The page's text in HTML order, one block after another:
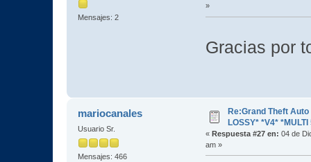
Mensajes: 2
»
Gracias por
mariocanales
Usuario Sr.
Mensajes: 466
Re:Grand Theft
LOSSY* *V4*
« Respuesta #27 en: 04 de
am »